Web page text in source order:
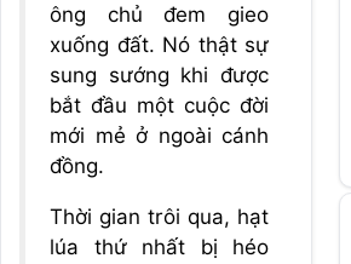
ông chủ đem gieo
xuống đất. Nó thật sự
sung sướng khi được
bắt đầu một cuộc đời
mới mẻ ở ngoài cánh
đồng.
Thời gian trôi qua, hạt
lúa thứ nhất bị héo